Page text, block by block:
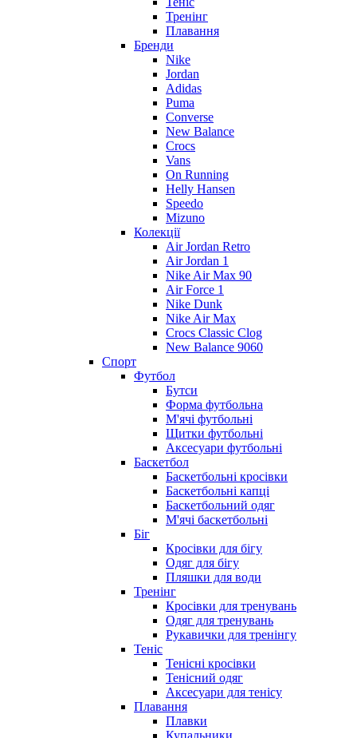
Тренінг
Плавання
Бренди
Nike
Jordan
Adidas
Puma
Converse
New Balance
Crocs
Vans
On Running
Helly Hansen
Speedo
Mizuno
Колекції
Air Jordan Retro
Air Jordan 1
Nike Air Max 90
Air Force 1
Nike Dunk
Nike Air Max
Crocs Classic Clog
New Balance 9060
Спорт
Футбол
Бутси
Форма футбольна
М'ячі футбольні
Щитки футбольні
Аксесуари футбольні
Баскетбол
Баскетбольні кросівки
Баскетбольні капці
Баскетбольний одяг
М'ячі баскетбольні
Біг
Кросівки для бігу
Одяг для бігу
Пляшки для води
Тренінг
Кросівки для тренувань
Одяг для тренувань
Рукавички для тренінгу
Теніс
Тенісні кросівки
Тенісний одяг
Аксесуари для тенісу
Плавання
Плавки
Купальники